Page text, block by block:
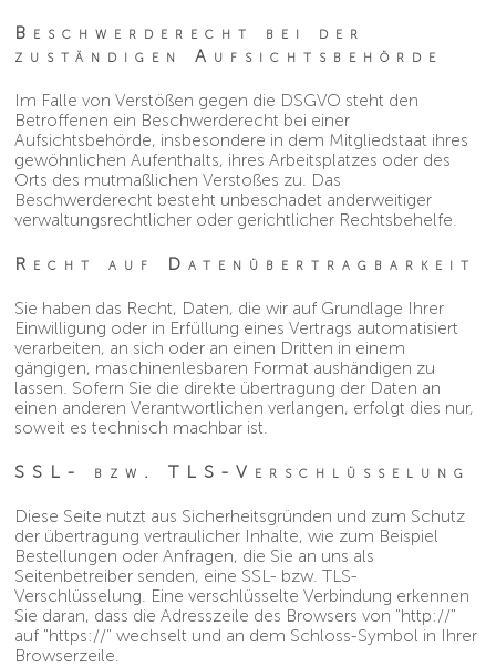
Beschwerderecht bei der
zuständigen Aufsichtsbehörde
Im Falle von Verstößen gegen die DSGVO steht den
Betroffenen ein Beschwerderecht bei einer
Aufsichtsbehörde, insbesondere in dem Mitgliedstaat ihres
gewöhnlichen Aufenthalts, ihres Arbeitsplatzes oder des
Orts des mutmaßlichen Verstoßes zu. Das
Beschwerderecht besteht unbeschadet anderweitiger
verwaltungsrechtlicher oder gerichtlicher Rechtsbehelfe.
Recht auf Datenübertragbarkeit
Sie haben das Recht, Daten, die wir auf Grundlage Ihrer
Einwilligung oder in Erfüllung eines Vertrags automatisiert
verarbeiten, an sich oder an einen Dritten in einem
gängigen, maschinenlesbaren Format aushändigen zu
lassen. Sofern Sie die direkte übertragung der Daten an
einen anderen Verantwortlichen verlangen, erfolgt dies nur,
soweit es technisch machbar ist.
SSL- bzw. TLS-Verschlüsselung
Diese Seite nutzt aus Sicherheitsgründen und zum Schutz
der übertragung vertraulicher Inhalte, wie zum Beispiel
Bestellungen oder Anfragen, die Sie an uns als
Seitenbetreiber senden, eine SSL- bzw. TLS-
Verschlüsselung. Eine verschlüsselte Verbindung erkennen
Sie daran, dass die Adresszeile des Browsers von "http://"
auf "https://" wechselt und an dem Schloss-Symbol in Ihrer
Browserzeile.